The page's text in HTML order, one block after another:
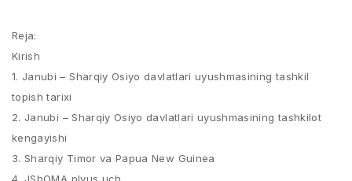
Reja:
Kirish
1. Janubi – Sharqiy Osiyo davlatlari uyushmasining tashkil
topish tarixi
2. Janubi – Sharqiy Osiyo davlatlari uyushmasining tashkilot
kengayishi
3. Sharqiy Timor va Papua New Guinea